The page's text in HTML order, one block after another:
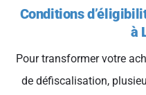
Conditions
à
Pour transformer votre
de défiscalisation,